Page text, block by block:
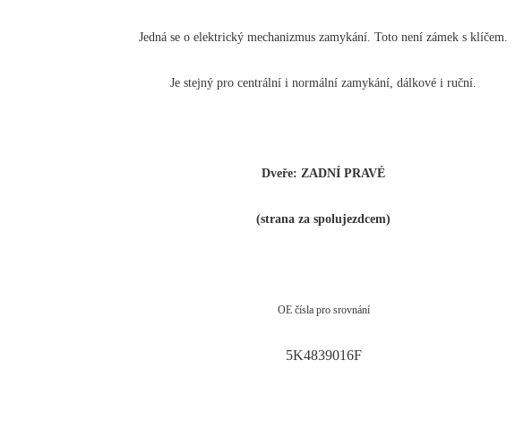
Jedná se o elektrický mechanizmus zamykání. Toto není zámek s klíčem.
Je stejný pro centrální i normální zamykání, dálkové i ruční.
Dveře: ZADNÍ PRAVÉ
(strana za spolujezdcem)
OE čísla pro srovnání
5K4839016F